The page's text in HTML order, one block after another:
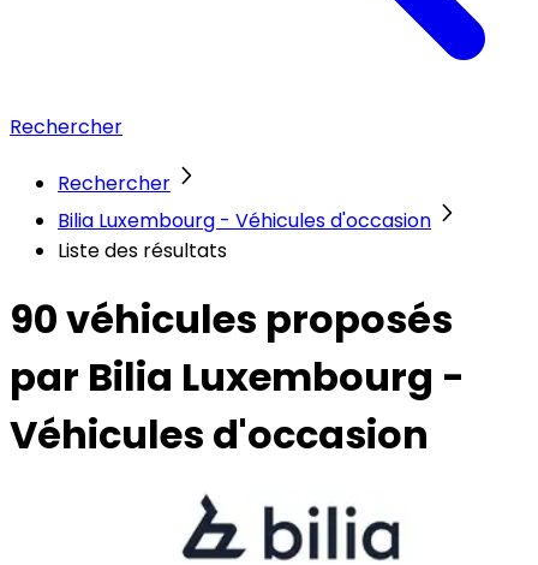
Rechercher
Rechercher
Bilia Luxembourg - Véhicules d'occasion
Liste des résultats
90 véhicules proposés
par Bilia Luxembourg -
Véhicules d'occasion